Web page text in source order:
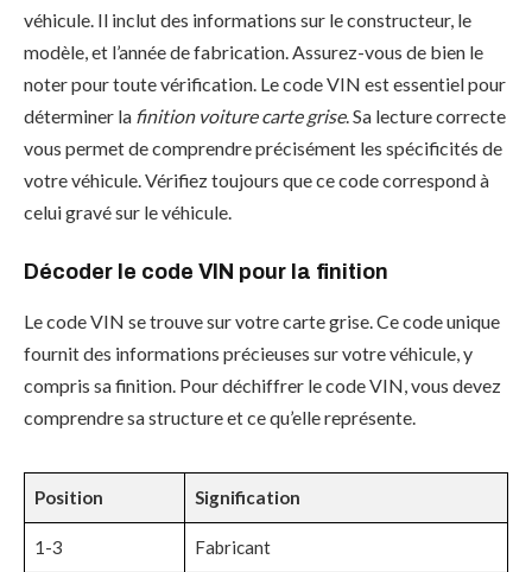
véhicule. Il inclut des informations sur le constructeur, le
modèle, et l’année de fabrication. Assurez-vous de bien le
noter pour toute vérification. Le code VIN est essentiel pour
déterminer la finition voiture carte grise. Sa lecture correcte
vous permet de comprendre précisément les spécificités de
votre véhicule. Vérifiez toujours que ce code correspond à
celui gravé sur le véhicule.
Décoder le code VIN pour la finition
Le code VIN se trouve sur votre carte grise. Ce code unique
fournit des informations précieuses sur votre véhicule, y
compris sa finition. Pour déchiffrer le code VIN, vous devez
comprendre sa structure et ce qu’elle représente.
Position Signification
1-3 Fabricant